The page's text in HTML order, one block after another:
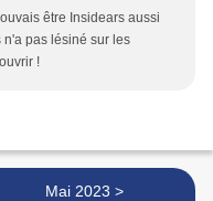
être Insidears aussi
n'a pas lésiné sur les
!
Mai 2023 >